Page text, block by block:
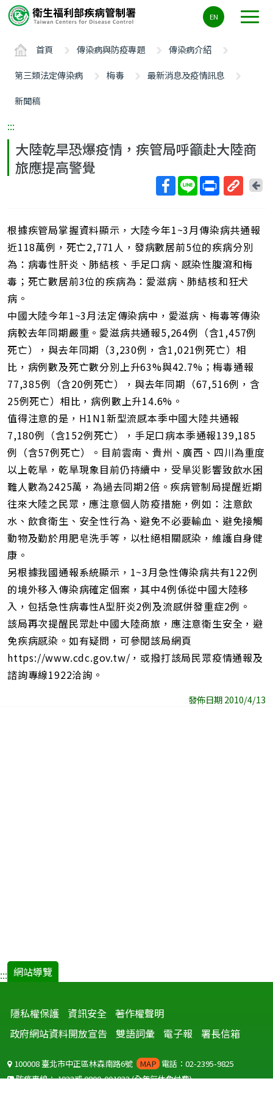
要
ALT+C
EN
首頁 傳染病與防疫專題
傳染病介紹
第三類法定傳染病
梅毒
最新消息及疫情訊息
新聞稿
:::
大陸乾旱恐爆疫情，疾管局呼籲赴大陸商
旅應提高警覺
短
網
址
回
根據疾管局掌握資料顯示，大陸今年1~3月傳染病共通報
近118萬例，死亡2,771人，發病數居前5位的疾病分別
為：病毒性肝炎、肺結核、手足口病、感染性腹瀉和梅
毒；死亡數居前3位的疾病為：愛滋病、肺結核和狂犬
病。
中國大陸今年1~3月法定傳染病中，愛滋病、梅毒等傳染
病較去年同期嚴重。愛滋病共通報5,264例（含1,457例
死亡），與去年同期（3,230例，含1,021例死亡）相
比，病例數及死亡數分別上升63%與42.7%；梅毒通報
77,385例（含20例死亡），與去年同期（67,516例，含
25例死亡）相比，病例數上升14.6%。
值得注意的是，H1N1新型流感本季中國大陸共通報
7,180例（含152例死亡），手足口病本季通報139,185
例（含57例死亡）。目前雲南、貴州、廣西、四川為重度
以上乾旱，乾旱現象目前仍持續中，受旱災影響致飲水困
難人數為2425萬，為過去同期2倍。疾病管制局提醒近期
往來大陸之民眾，應注意個人防疫措施，例如：注意飲
水、飲食衛生、安全性行為、避免不必要輸血、避免接觸
動物及勤於用肥皂洗手等，以杜絕相關感染，維護自身健
康。
另根據我國通報系統顯示，1~3月急性傳染病共有122例
的境外移入傳染病確定個案，其中4例係從中國大陸移
入，包括急性病毒性A型肝炎2例及流感併發重症2例。
該局再次提醒民眾赴中國大陸商旅，應注意衛生安全，避
免疾病感染。如有疑問，可參閱該局網頁
https://www.cdc.gov.tw/，或撥打該局民眾疫情通報及
諮詢專線1922洽詢。
發佈日期 2010/4/13
::: 網站導覽
隱私權保護 資訊安全 著作權聲明
政府網站資料開放宣告
雙語詞彙 電子報 署長信箱
100008 臺北市中正區林森南路6號 MAP 電話：02-2395-9825
防疫專線：1922或0800-001922(全年無休免付費)